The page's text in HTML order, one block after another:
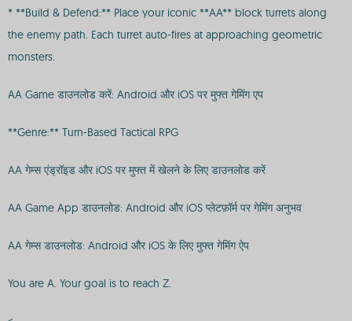
* **Build & Defend:** Place your iconic **AA** block turrets along
the enemy path. Each turret auto-fires at approaching geometric
monsters.
AA Game डाउनलोड करें: Android और iOS पर मुफ्त गेमिंग एप
**Genre:** Turn-Based Tactical RPG
AA गेम्स एंड्रॉइड और iOS पर मुफ्त में खेलने के लिए डाउनलोड करें
AA Game App डाउनलोड: Android और iOS प्लेटफ़ॉर्म पर गेमिंग अनुभव
AA गेम्स डाउनलोड: Android और iOS के लिए मुफ्त गेमिंग ऐप
You are A. Your goal is to reach Z.